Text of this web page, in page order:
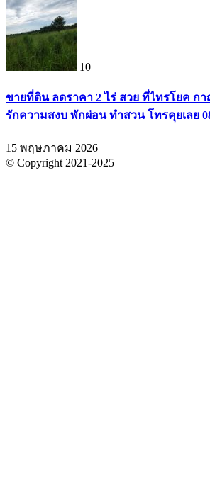
10
ขายที่ดิน ลดราคา 2 ไร่ สวย ที่ไทรโยค ก
รักความสงบ พักผ่อน ทำสวน โทรคุยเลย
15 พฤษภาคม 2026
© Copyright 2021-2025